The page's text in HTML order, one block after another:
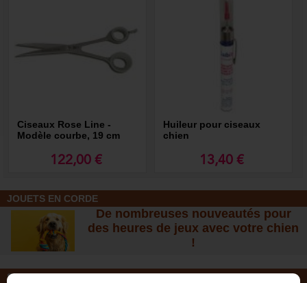
Ciseaux Rose Line -
Modèle courbe, 19 cm
122,00 €
Huileur pour ciseaux
chien
13,40 €
JOUETS EN CORDE
De nombreuses nouveautés pour
des heures de jeux avec votre chien
!
SOINS ET SHAMPOOING